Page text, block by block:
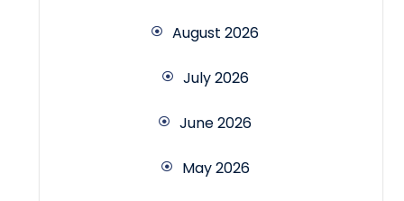
August 2026
July 2026
June 2026
May 2026